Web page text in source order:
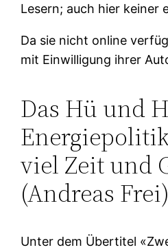
Lesern; auch hier keiner
Da sie nicht online
mit Einwilligung ihrer
Das Hü und
viel Zeit und
(Andreas Frei)
Unter dem Übertitel